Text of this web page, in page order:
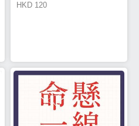
HKD 120